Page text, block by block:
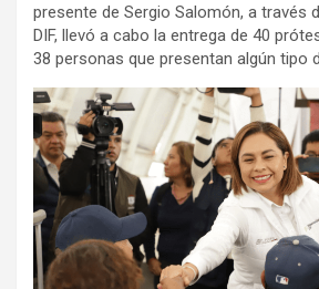
presente de Sergio Salomón, a través
DIF, llevó a cabo la entrega de 40
38 personas que presentan algún tipo